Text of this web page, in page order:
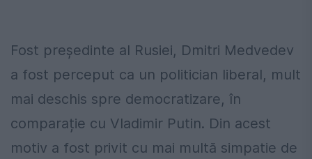
Fost președinte al Rusiei, Dmitri Medvedev
a fost perceput ca un politician liberal, mult
mai deschis spre democratizare, în
comparație cu Vladimir Putin. Din acest
motiv a fost privit cu mai multă simpatie de